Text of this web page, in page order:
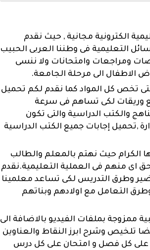
الكترونية مجانية , حيث نقدم
التعليمية فى وطننا العربى الحبيب
ومراجعات وامتحانات ولا ننسى
الاطفال الى مرحلة الجامعة.
تخص كل المواد كما نقدم لكم تحميل
وريقات لكى تساهم فى سرعة
والكتب الدراسية والتى تكون
,تحميل إجابات جميع الكتب الدراسية
الكرام حيث نهتم بالمعلم والطالب
اى منهم فى العملية التعليمية.نقدم
وطرق التدريس لكى تساعد معلمينا
التعامل مع اولادهم وبناتهم
ممزوجة بملفات الفيديو بالاضافة الى
تلخيص وشرح ابرز النقاط والعناوين
على كل فصل و امتحان على كل درس